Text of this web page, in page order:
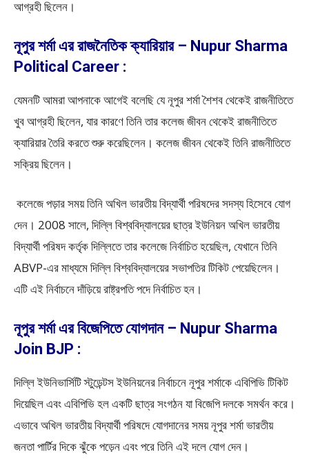
আগ্রহী ছিলেন।
নূপুর শর্মা এর রাজনৈতিক ক্যারিয়ার – Nupur Sharma
Political Career :
যেমনটি আমরা আপনাকে আগেই বলেছি যে নূপুর শর্মা শৈশব থেকেই রাজনীতিতে
খুব আগ্রহী ছিলেন, যার কারণে তিনি তার কলেজ জীবন থেকেই রাজনীতিতে
ক্যারিয়ার তৈরি করতে শুরু করেছিলেন। কলেজ জীবন থেকেই তিনি রাজনীতিতে
সক্রিয় ছিলেন।
কলেজে পড়ার সময় তিনি অখিল ভারতীয় বিদ্যার্থী পরিষদের সদস্য হিসেবে যোগ
দেন। 2008 সালে, দিল্লি বিশ্ববিদ্যালয়ের ছাত্র ইউনিয়ন অখিল ভারতীয়
বিদ্যার্থী পরিষদ কর্তৃক দিল্লিতে তার কলেজে নির্বাচিত হয়েছিল, যেখানে তিনি
ABVP-এর মাধ্যমে দিল্লি বিশ্ববিদ্যালয়ের সভাপতির টিকিট পেয়েছিলেন।
এটি এই নির্বাচনে দাঁড়িয়ে রাষ্ট্রপতি পদে নির্বাচিত হন।
নূপুর শর্মা এর বিজেপিতে যোগদান – Nupur Sharma
Join BJP :
দিল্লি ইউনিভার্সিটি স্টুডেন্টস ইউনিয়নের নির্বাচনে নূপুর শর্মাকে এবিপিভি টিকিট
দিয়েছিল এবং এবিপিভি হল একটি ছাত্র সংগঠন যা বিজেপি দলকে সমর্থন করে।
এভাবে অখিল ভারতীয় বিদ্যার্থী পরিষদে যোগদানের সময় নূপুর শর্মা ভারতীয়
জনতা পার্টির দিকে ঝুঁকে পড়েন এবং পরে তিনি এই দলে যোগ দেন।